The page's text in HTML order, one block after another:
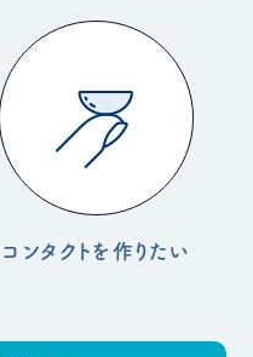
コンタクトを作りたい